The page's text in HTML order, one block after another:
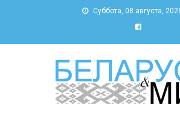
Суббота, 08 августа,